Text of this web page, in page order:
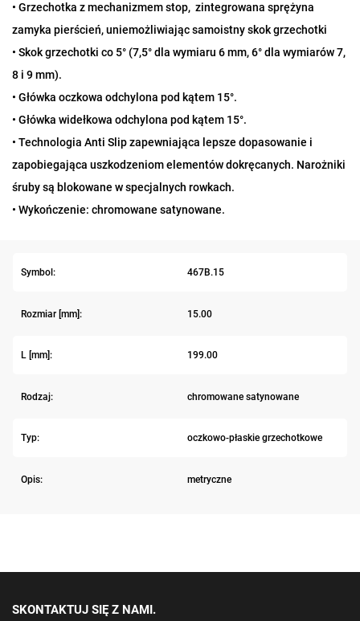
• Grzechotka z mechanizmem stop, zintegrowana sprężyna
zamyka pierścień, uniemożliwiając samoistny skok grzechotki
• Skok grzechotki co 5° (7,5° dla wymiaru 6 mm, 6° dla wymiarów 7,
8 i 9 mm).
• Główka oczkowa odchylona pod kątem 15°.
• Główka widełkowa odchylona pod kątem 15°.
• Technologia Anti Slip zapewniająca lepsze dopasowanie i
zapobiegająca uszkodzeniom elementów dokręcanych. Narożniki
śruby są blokowane w specjalnych rowkach.
• Wykończenie: chromowane satynowane.
Symbol: 467B.15
Rozmiar [mm]: 15.00
L [mm]: 199.00
Rodzaj: chromowane satynowane
Typ: oczkowo-płaskie grzechotkowe
Opis: metryczne
SKONTAKTUJ SIĘ Z NAMI.